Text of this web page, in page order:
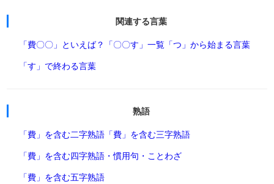
関連する言葉
「費〇〇」といえば？ 「〇〇す」一覧 「つ」から始まる言葉
「す」で終わる言葉
熟語
「費」を含む二字熟語 「費」を含む三字熟語
「費」を含む四字熟語・慣用句・ことわざ
「費」を含む五字熟語